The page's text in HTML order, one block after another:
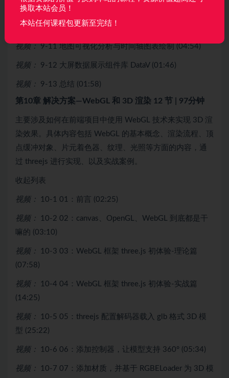
视频： 9-9 绘制关键词条文档云图 (04:07)
视频： 9-10 绘制数据总览图 (09:36)
视频： 9-11 地图可视化分析与时间轴图表绘制 (04:54)
视频： 9-12 大屏数据展示组件库 DataV (01:46)
视频： 9-13 总结 (01:58)
第10章 解决方案—WebGL 和 3D 渲染 12 节 | 97分钟
主要涉及如何在前端项目中使用 WebGL 技术来实现 3D 渲
染效果。具体内容包括 WebGL 的基本概念、渲染流程、顶
点缓冲对象、片元着色器、纹理、光照等方面的内容，通
过 threejs 进行实现、以及实战案例。
收起列表
视频： 10-1 01：前言 (02:25)
视频：
10-2 02：canvas、OpenGL、WebGL 到底都是干
嘛的 (03:10)
视频：
10-3 03：WebGL 框架 three.js 初体验-理论篇
(07:58)
视频：
10-4 04：WebGL 框架 three.js 初体验-实战篇
(14:25)
视频：
10-5 05：threejs 配置解码器载入 glb 格式 3D 模
型 (25:22)
视频： 10-6 06：添加控制器，让模型支持 360° (05:34)
视频：
10-7 07：添加材质，并基于 RGBELoader 为 3D 模
换取本站会员！
本站任何课程包更新至完结！